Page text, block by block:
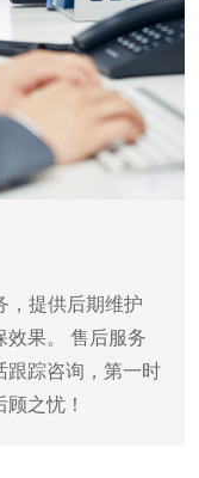
，提供后期维护
果。
售后服务
跟踪咨询，第一时
之忧！